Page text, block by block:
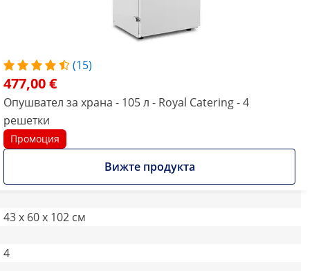
(15)
477,00 €
Опушвател за храна - 105 л - Royal Catering - 4
решетки
Промоция
Вижте продукта
43 x 60 x 102 см
4